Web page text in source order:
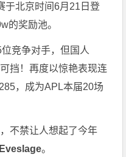
于北京时间6月21日登
的奖励池。
竞争对手，但国人
挡！再度以惊艳表现连
，成为APL本届20场
不禁让人想起了今年
。